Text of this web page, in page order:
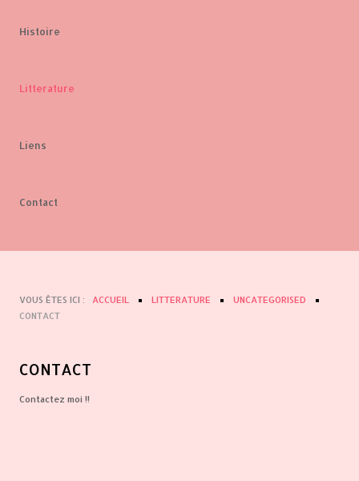
Histoire
Litterature
Liens
Contact
VOUS ÊTES ICI : ACCUEIL LITTERATURE
UNCATEGORISED
CONTACT
CONTACT
Contactez moi !!